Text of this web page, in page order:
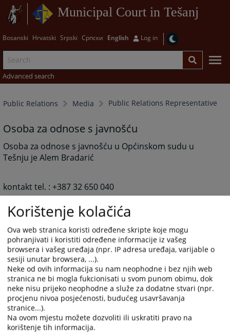
Municipal Court in Tešanj
Bosanski Hrvatski Srpski Српски English Log in
Advanced search
Public Relations Media Public Relations Representative
Osoba za odnose s javnošću
Osoba za odnose s javnošću u Općinskom sudu u
Tešnju je Alem Bradarić
kontakt tel. : +387 32 650 040
2789 VIEWS
Korištenje kolačića
Ova web stranica koristi određene skripte koje mogu
pohranjivati i koristiti određene informacije iz vašeg
browsera i vašeg uređaja (npr. IP adresa uređaja, varijable o
sesiji unutar browsera, ...).
Neke od ovih informacija su nam neophodne i bez njih web
stranica ne bi mogla fukcionisati u svom punom obimu, dok
neke nisu prijeko neophodne a služe za dodatne stvari (npr.
procjenu nivoa posjećenosti, budućeg usavršavanja
stranice...).
Na ovom mjestu možete dozvoliti ili uskratiti pravo na
korištenje tih informacija.